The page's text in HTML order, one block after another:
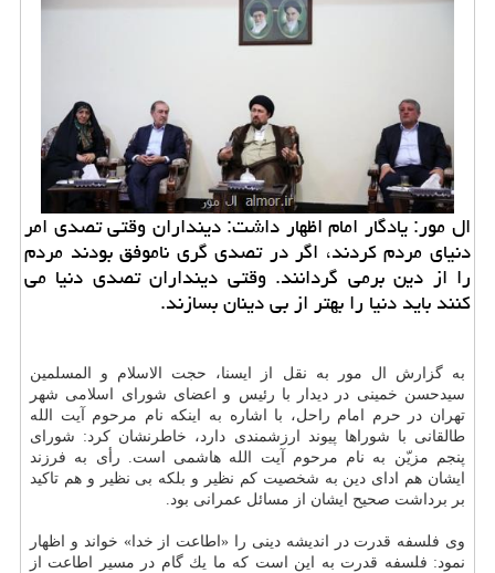
ال مور: یادگار امام اظهار داشت: دینداران وقتی تصدی امر
دنیای مردم كردند، اگر در تصدی گری ناموفق بودند مردم
را از دین برمی گردانند. وقتی دینداران تصدی دنیا می
كنند باید دنیا را بهتر از بی دینان بسازند.
به گزارش ال مور به نقل از ایسنا، حجت الاسلام و المسلمین
سیدحسن خمینی در دیدار با رئیس و اعضای شورای اسلامی شهر
تهران در حرم امام راحل، با اشاره به اینكه نام مرحوم آیت الله
طالقانی با شوراها پیوند ارزشمندی دارد، خاطرنشان كرد: شورای
پنجم مزیّن به نام مرحوم آیت الله هاشمی است. رأی به فرزند
ایشان هم ادای دین به شخصیت كم نظیر و بلكه بی نظیر و هم تاكید
بر برداشت صحیح ایشان از مسائل عمرانی بود.
وی فلسفه قدرت در اندیشه دینی را «اطاعت از خدا» خواند و اظهار
نمود: فلسفه قدرت به این است كه ما یك گام در مسیر اطاعت از